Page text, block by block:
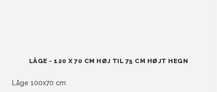
LÅGE - 120 X 70 CM HØJ TIL 75 CM HØJT HEGN
Låge 100x70 cm